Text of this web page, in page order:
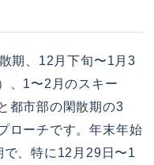
期、12月下旬〜1月3
、1〜2月のスキー
都市部の閑散期の3
ローチです。年末年始
、特に12月29日〜1